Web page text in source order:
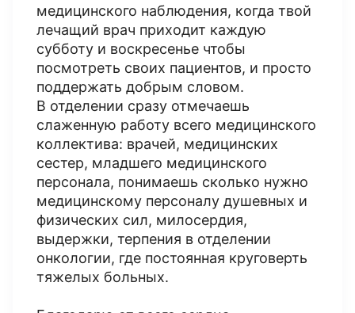
медицинского наблюдения, когда твой
лечащий врач приходит каждую
субботу и воскресенье чтобы
посмотреть своих пациентов, и просто
поддержать добрым словом.
В отделении сразу отмечаешь
слаженную работу всего медицинского
коллектива: врачей, медицинских
сестер, младшего медицинского
персонала, понимаешь сколько нужно
медицинскому персоналу душевных и
физических сил, милосердия,
выдержки, терпения в отделении
онкологии, где постоянная круговерть
тяжелых больных.